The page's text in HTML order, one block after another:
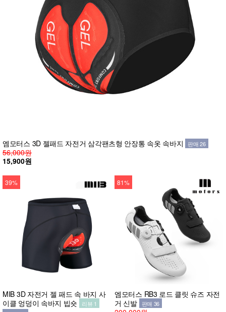
엠모터스 3D 젤패드 자전거 삼각팬츠형 안장통 속옷 속바지 판매 26
56,000원
15,900원
39%
MIB 3D 자전거 젤 패드 속 바지 사
이클 엉덩이 속바지 빕숏
리뷰 1
81%
엠모터스 RB3 로드 클릿 슈즈 자전
거 신발 판매 36